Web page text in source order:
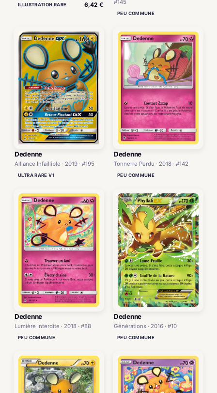
ILLUSTRATION RARE 6,42 € #145
PEU COMMUNE
Dedenne
Alliance Infaillible · 2019 · #195
ULTRA RARE V1
Dedenne
Tonnerre Perdu · 2018 · #142
PEU COMMUNE
Dedenne
Lumière Interdite · 2018 · #88
PEU COMMUNE
Dedenne
Générations · 2016 · #10
PEU COMMUNE